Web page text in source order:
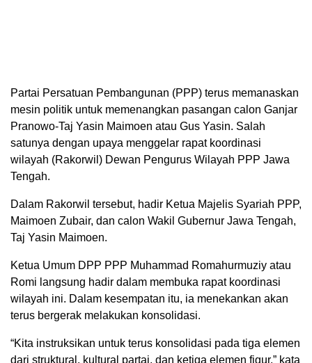
Partai Persatuan Pembangunan (PPP) terus memanaskan
mesin politik untuk memenangkan pasangan calon Ganjar
Pranowo-Taj Yasin Maimoen atau Gus Yasin. Salah
satunya dengan upaya menggelar rapat koordinasi
wilayah (Rakorwil) Dewan Pengurus Wilayah PPP Jawa
Tengah.
Dalam Rakorwil tersebut, hadir Ketua Majelis Syariah PPP,
Maimoen Zubair, dan calon Wakil Gubernur Jawa Tengah,
Taj Yasin Maimoen.
Ketua Umum DPP PPP Muhammad Romahurmuziy atau
Romi langsung hadir dalam membuka rapat koordinasi
wilayah ini. Dalam kesempatan itu, ia menekankan akan
terus bergerak melakukan konsolidasi.
“Kita instruksikan untuk terus konsolidasi pada tiga elemen
dari struktural, kultural partai, dan ketiga elemen figur,” kata